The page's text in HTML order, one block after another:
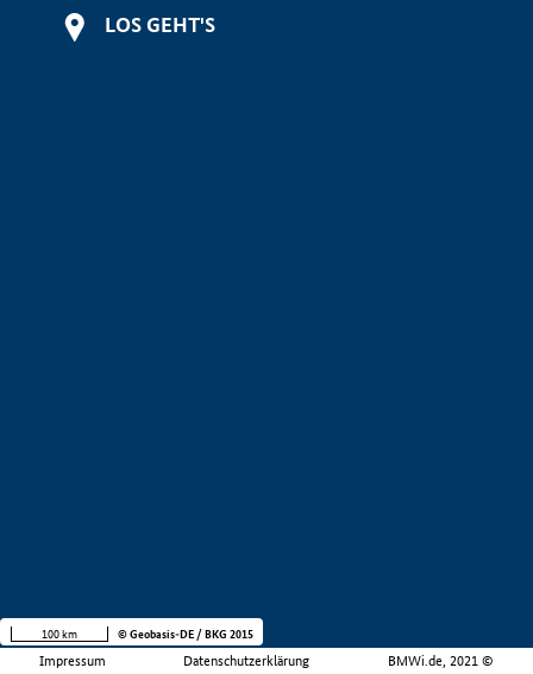
LOS GEHT'S
Impressum Datenschutzerklärung BMWi.de, 2021 ©
100 km © Geobasis-DE / BKG 2015